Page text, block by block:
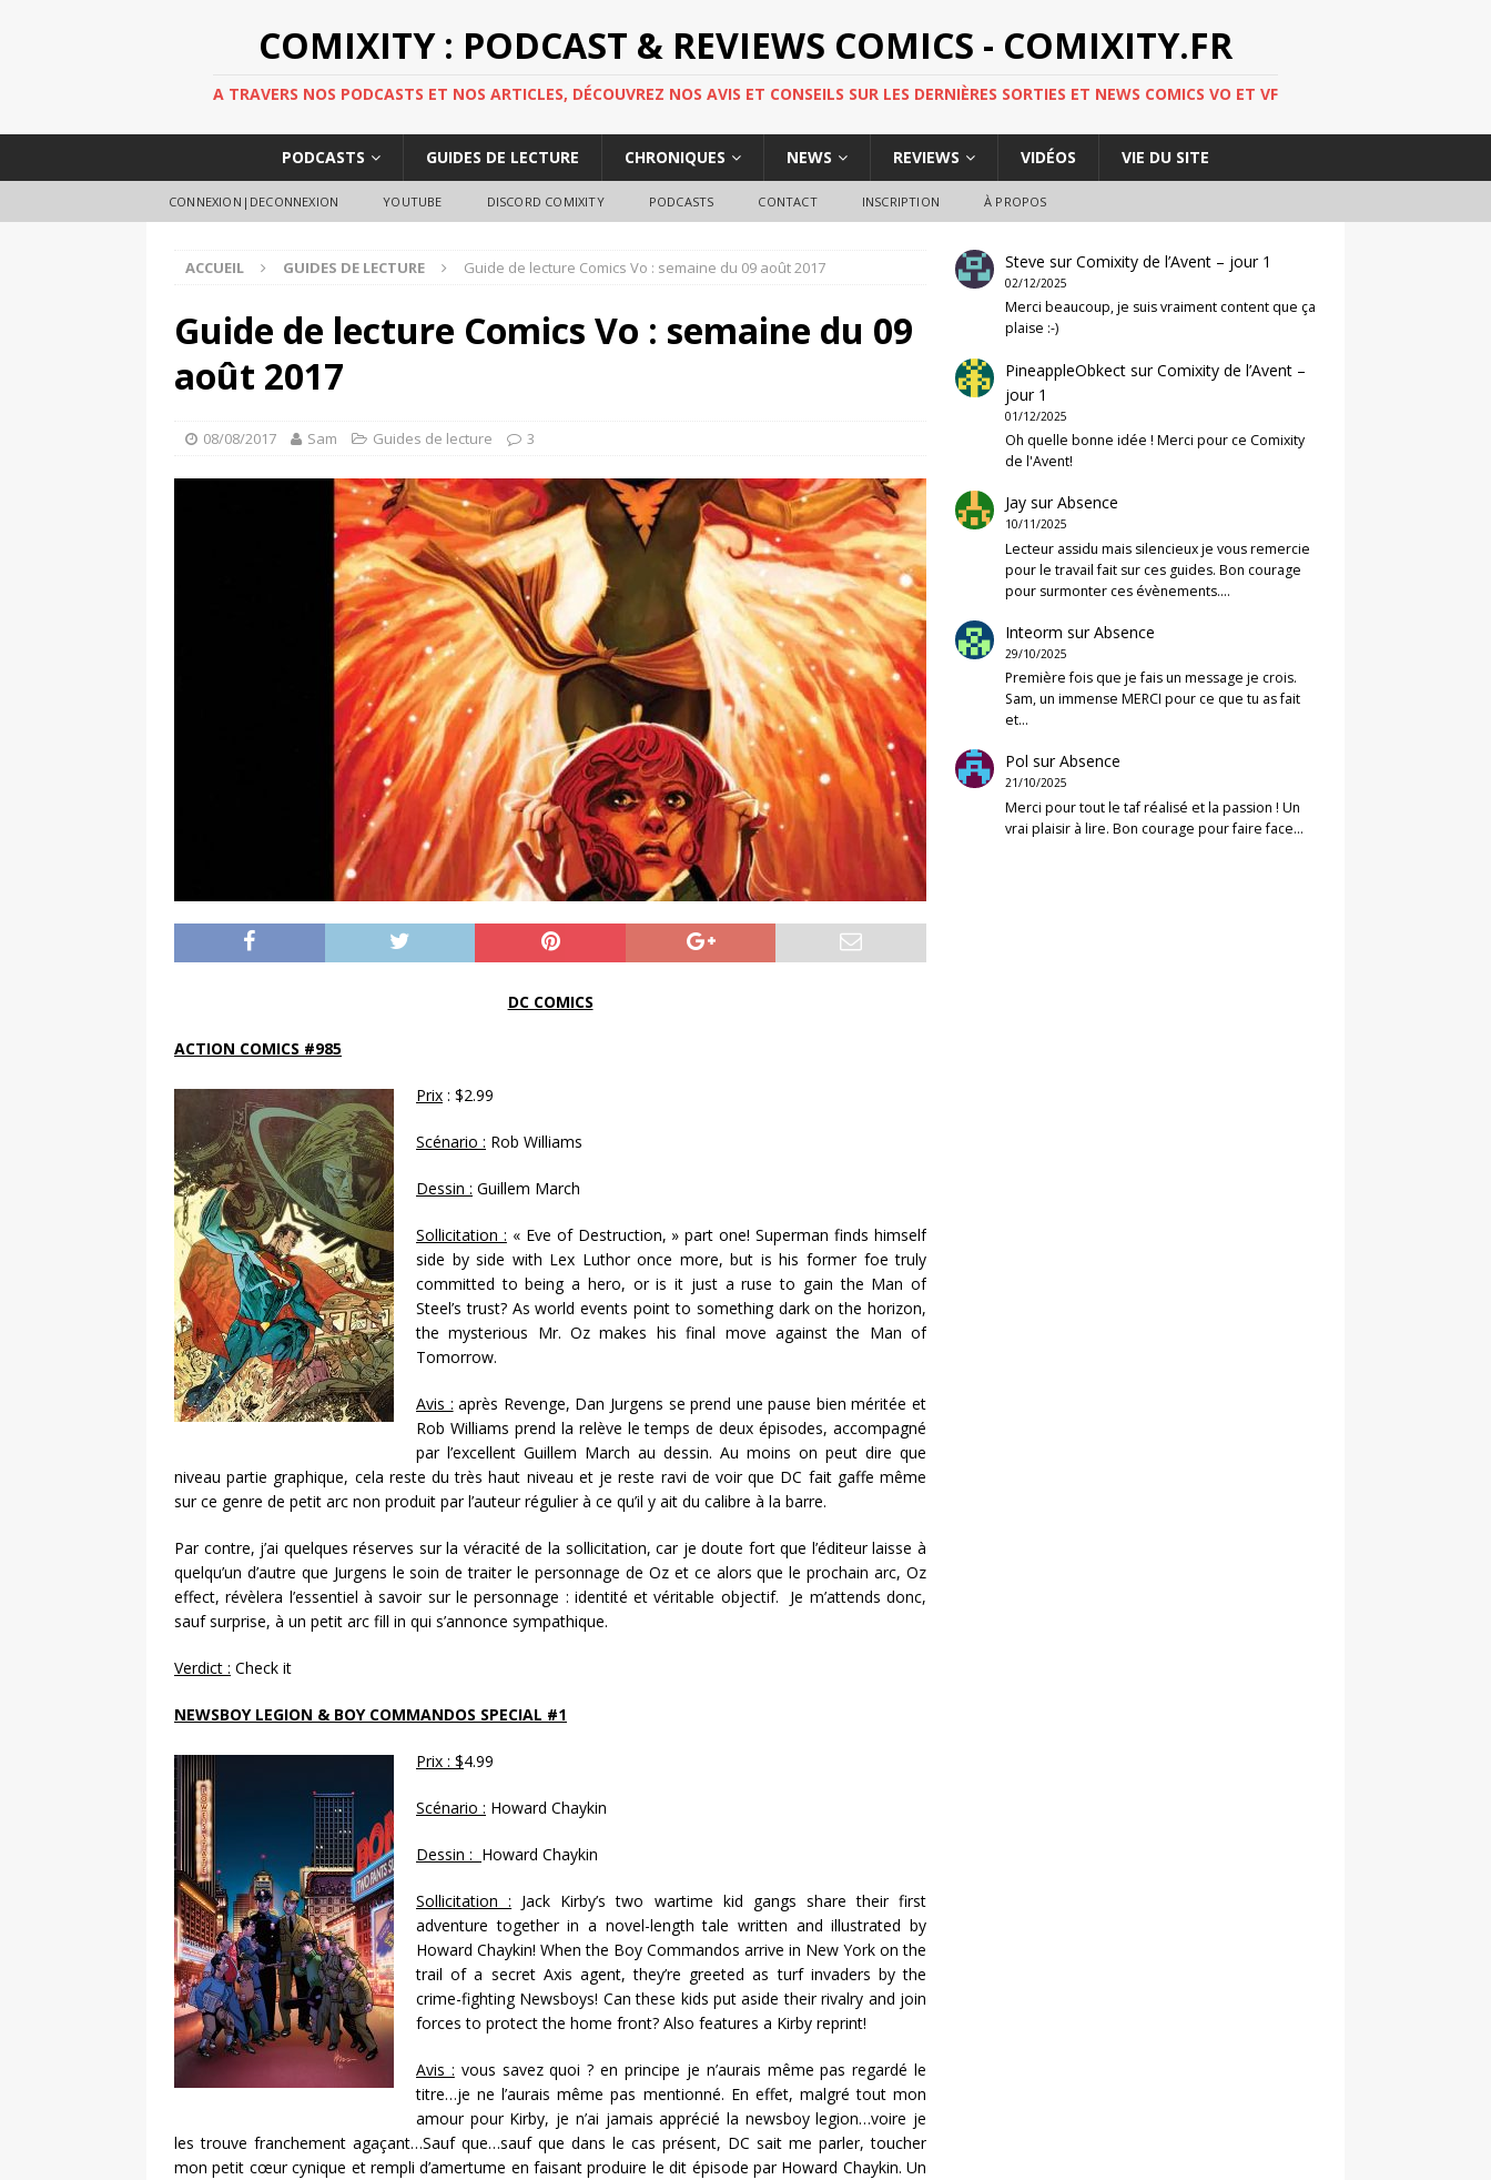
COMIXITY : PODCAST & REVIEWS COMICS - COMIXITY.FR
A TRAVERS NOS PODCASTS ET NOS ARTICLES, DÉCOUVREZ NOS AVIS ET CONSEILS SUR LES DERNIÈRES SORTIES ET NEWS COMICS VO ET VF
PODCASTS GUIDES DE LECTURE CHRONIQUES NEWS REVIEWS VIDÉOS VIE DU SITE
CONNEXION|DECONNEXION YOUTUBE DISCORD COMIXITY PODCASTS CONTACT INSCRIPTION À PROPOS
ACCUEIL GUIDES DE LECTURE Guide de lecture Comics Vo : semaine du 09 août 2017
Guide de lecture Comics Vo : semaine du 09
août 2017
08/08/2017 Sam Guides de lecture 3
DC COMICS
ACTION COMICS #985
Prix : $2.99
Scénario : Rob Williams
Dessin : Guillem March
Sollicitation : « Eve of Destruction, » part one! Superman finds himself
side by side with Lex Luthor once more, but is his former foe truly
committed to being a hero, or is it just a ruse to gain the Man of
Steel’s trust? As world events point to something dark on the horizon,
the mysterious Mr. Oz makes his final move against the Man of
Tomorrow.
Avis : après Revenge, Dan Jurgens se prend une pause bien méritée et
Rob Williams prend la relève le temps de deux épisodes, accompagné
par l’excellent Guillem March au dessin. Au moins on peut dire que
niveau partie graphique, cela reste du très haut niveau et je reste ravi de voir que DC fait gaffe même
sur ce genre de petit arc non produit par l’auteur régulier à ce qu’il y ait du calibre à la barre.
Par contre, j’ai quelques réserves sur la véracité de la sollicitation, car je doute fort que l’éditeur laisse à
quelqu’un d’autre que Jurgens le soin de traiter le personnage de Oz et ce alors que le prochain arc, Oz
effect, révèlera l’essentiel à savoir sur le personnage : identité et véritable objectif. Je m’attends donc,
sauf surprise, à un petit arc fill in qui s’annonce sympathique.
Verdict : Check it
NEWSBOY LEGION & BOY COMMANDOS SPECIAL #1
Prix : $4.99
Scénario : Howard Chaykin
Dessin : Howard Chaykin
Sollicitation : Jack Kirby’s two wartime kid gangs share their first
adventure together in a novel-length tale written and illustrated by
Howard Chaykin! When the Boy Commandos arrive in New York on the
trail of a secret Axis agent, they’re greeted as turf invaders by the
crime-fighting Newsboys! Can these kids put aside their rivalry and join
forces to protect the home front? Also features a Kirby reprint!
Avis : vous savez quoi ? en principe je n’aurais même pas regardé le
titre…je ne l’aurais même pas mentionné. En effet, malgré tout mon
amour pour Kirby, je n’ai jamais apprécié la newsboy legion…voire je
les trouve franchement agaçant…Sauf que…sauf que dans le cas présent, DC sait me parler, toucher
mon petit cœur cynique et rempli d’amertume en faisant produire le dit épisode par Howard Chaykin. Un
Steve surComixity de l’Avent – jour 1
02/12/2025
Merci beaucoup, je suis vraiment content que ça
plaise :-)
PineappleObkect surComixity de l’Avent –
jour 1
01/12/2025
Oh quelle bonne idée ! Merci pour ce Comixity
de l'Avent!
Jay surAbsence
10/11/2025
Lecteur assidu mais silencieux je vous remercie
pour le travail fait sur ces guides. Bon courage
pour surmonter ces évènements.…
Inteorm surAbsence
29/10/2025
Première fois que je fais un message je crois.
Sam, un immense MERCI pour ce que tu as fait
et…
Pol surAbsence
21/10/2025
Merci pour tout le taf réalisé et la passion ! Un
vrai plaisir à lire. Bon courage pour faire face…